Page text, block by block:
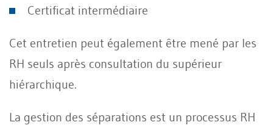
Certificat intermédiaire
Cet entretien peut également être mené par les
RH seuls après consultation du supérieur
hiérarchique.
La gestion des séparations est un processus RH